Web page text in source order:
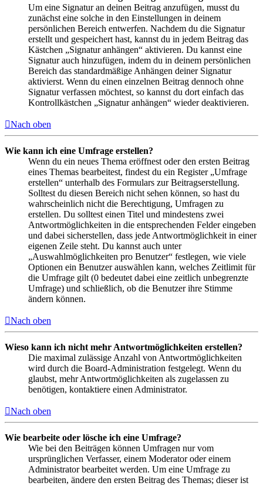
Um eine Signatur an deinen Beitrag anzufügen, musst du
zunächst eine solche in den Einstellungen in deinem
persönlichen Bereich entwerfen. Nachdem du die Signatur
erstellt und gespeichert hast, kannst du in jedem Beitrag das
Kästchen „Signatur anhängen“ aktivieren. Du kannst eine
Signatur auch hinzufügen, indem du in deinem persönlichen
Bereich das standardmäßige Anhängen deiner Signatur
aktivierst. Wenn du einen einzelnen Beitrag dennoch ohne
Signatur verfassen möchtest, so kannst du dort einfach das
Kontrollkästchen „Signatur anhängen“ wieder deaktivieren.
Nach oben
Wie kann ich eine Umfrage erstellen?
Wenn du ein neues Thema eröffnest oder den ersten Beitrag
eines Themas bearbeitest, findest du ein Register „Umfrage
erstellen“ unterhalb des Formulars zur Beitragserstellung.
Solltest du diesen Bereich nicht sehen können, so hast du
wahrscheinlich nicht die Berechtigung, Umfragen zu
erstellen. Du solltest einen Titel und mindestens zwei
Antwortmöglichkeiten in die entsprechenden Felder eingeben
und dabei sicherstellen, dass jede Antwortmöglichkeit in einer
eigenen Zeile steht. Du kannst auch unter
„Auswahlmöglichkeiten pro Benutzer“ festlegen, wie viele
Optionen ein Benutzer auswählen kann, welches Zeitlimit für
die Umfrage gilt (0 bedeutet dabei eine zeitlich unbegrenzte
Umfrage) und schließlich, ob die Benutzer ihre Stimme
ändern können.
Nach oben
Wieso kann ich nicht mehr Antwortmöglichkeiten erstellen?
Die maximal zulässige Anzahl von Antwortmöglichkeiten
wird durch die Board-Administration festgelegt. Wenn du
glaubst, mehr Antwortmöglichkeiten als zugelassen zu
benötigen, kontaktiere einen Administrator.
Nach oben
Wie bearbeite oder lösche ich eine Umfrage?
Wie bei den Beiträgen können Umfragen nur vom
ursprünglichen Verfasser, einem Moderator oder einem
Administrator bearbeitet werden. Um eine Umfrage zu
bearbeiten, ändere den ersten Beitrag des Themas; dieser ist